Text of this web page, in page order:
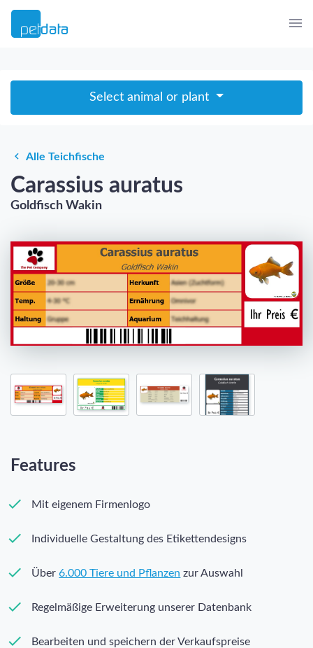
Select animal or plant
Alle Teichfische
Carassius auratus
Goldfisch Wakin
Features
Mit eigenem Firmenlogo
Individuelle Gestaltung des Etikettendesigns
Über6.000 Tiere und Pflanzen zur Auswahl
Regelmäßige Erweiterung unserer Datenbank
Bearbeiten und speichern der Verkaufspreise